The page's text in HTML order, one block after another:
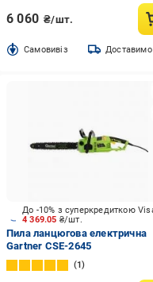
6 060 ₴/шт.
Cамовивіз Доставимо
4 369.05 ₴/шт.
Пила ланцюгова електрична
Gartner CSE-2645
1